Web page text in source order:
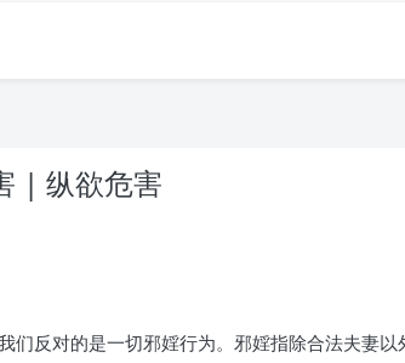
| 纵欲危害
们反对的是一切邪婬行为。邪婬指除合法夫妻